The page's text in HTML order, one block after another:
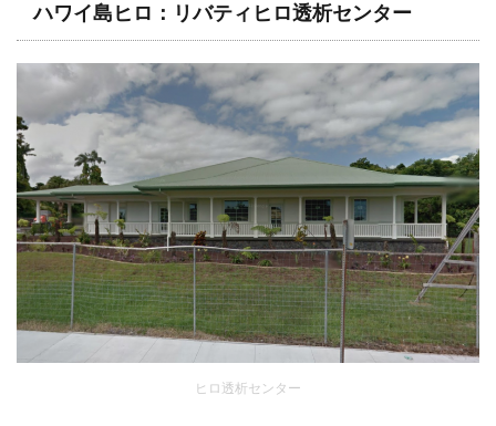
ハワイ島ヒロ：リバティヒロ透析センター
ヒロ透析センター